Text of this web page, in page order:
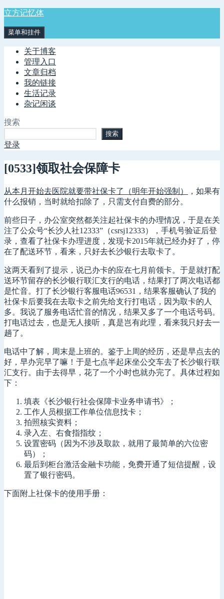
跳
内
立方记忆体
菜单和挂件
关于博客
管理入口
文章归档
我的链接
生活记录
杂记闲谈
搜索
搜索
登录
[0533]领取社会保障卡
从本月开始去医院就要带社保卡了（明年开始强制）
，如果有
什么报销，当时就给扣除了，只需支付自费的部分。
前些日子，办公室突然都关注起社保卡的办理情况，于是在关
注了公众号“长沙人社12333”（csrsj12333），手机号验证后登
录，查看了社保卡办理进度，发现卡2015年就已经办好了，停
在了配送环节，看来，只好去长沙银行去取卡了。
这两天看到了提示，说已办卡的应在七月前领卡。于是就打配
送环节留存的长沙银行联汇支行的电话，结果打了两次电话都
是忙音。打了长沙银行客服电话96531，结果客服确认了我的
社保卡后要我在去取卡之前先给支行打电话，因为取卡的人
多。我说了服务电话忙音的情况，结果又多了一个电话号码。
打电话过去，也是无人接听，真是岂有此理，看来我只好去一
趟了。
电话中了解，周末是上班的。鉴于上周的经历，还是早点去的
好，早办完早了嘛！于是七点半起床坐公交车去了长沙银行联
汇支行。由于去得早，花了一个小时也就办完了。具体过程如
下：
填表《长沙银行社会保障卡业务申请书》；
工作人员根据工作单位信息找卡；
拍照核实资料；
录入左、右食指指纹；
设置密码（因为不涉及取款，就用了最简单的六位密
码）；
最后到柜台激活金融卡功能，免费开通了短信提醒，设
置了银行密码。
下面附上社保卡的使用手册：